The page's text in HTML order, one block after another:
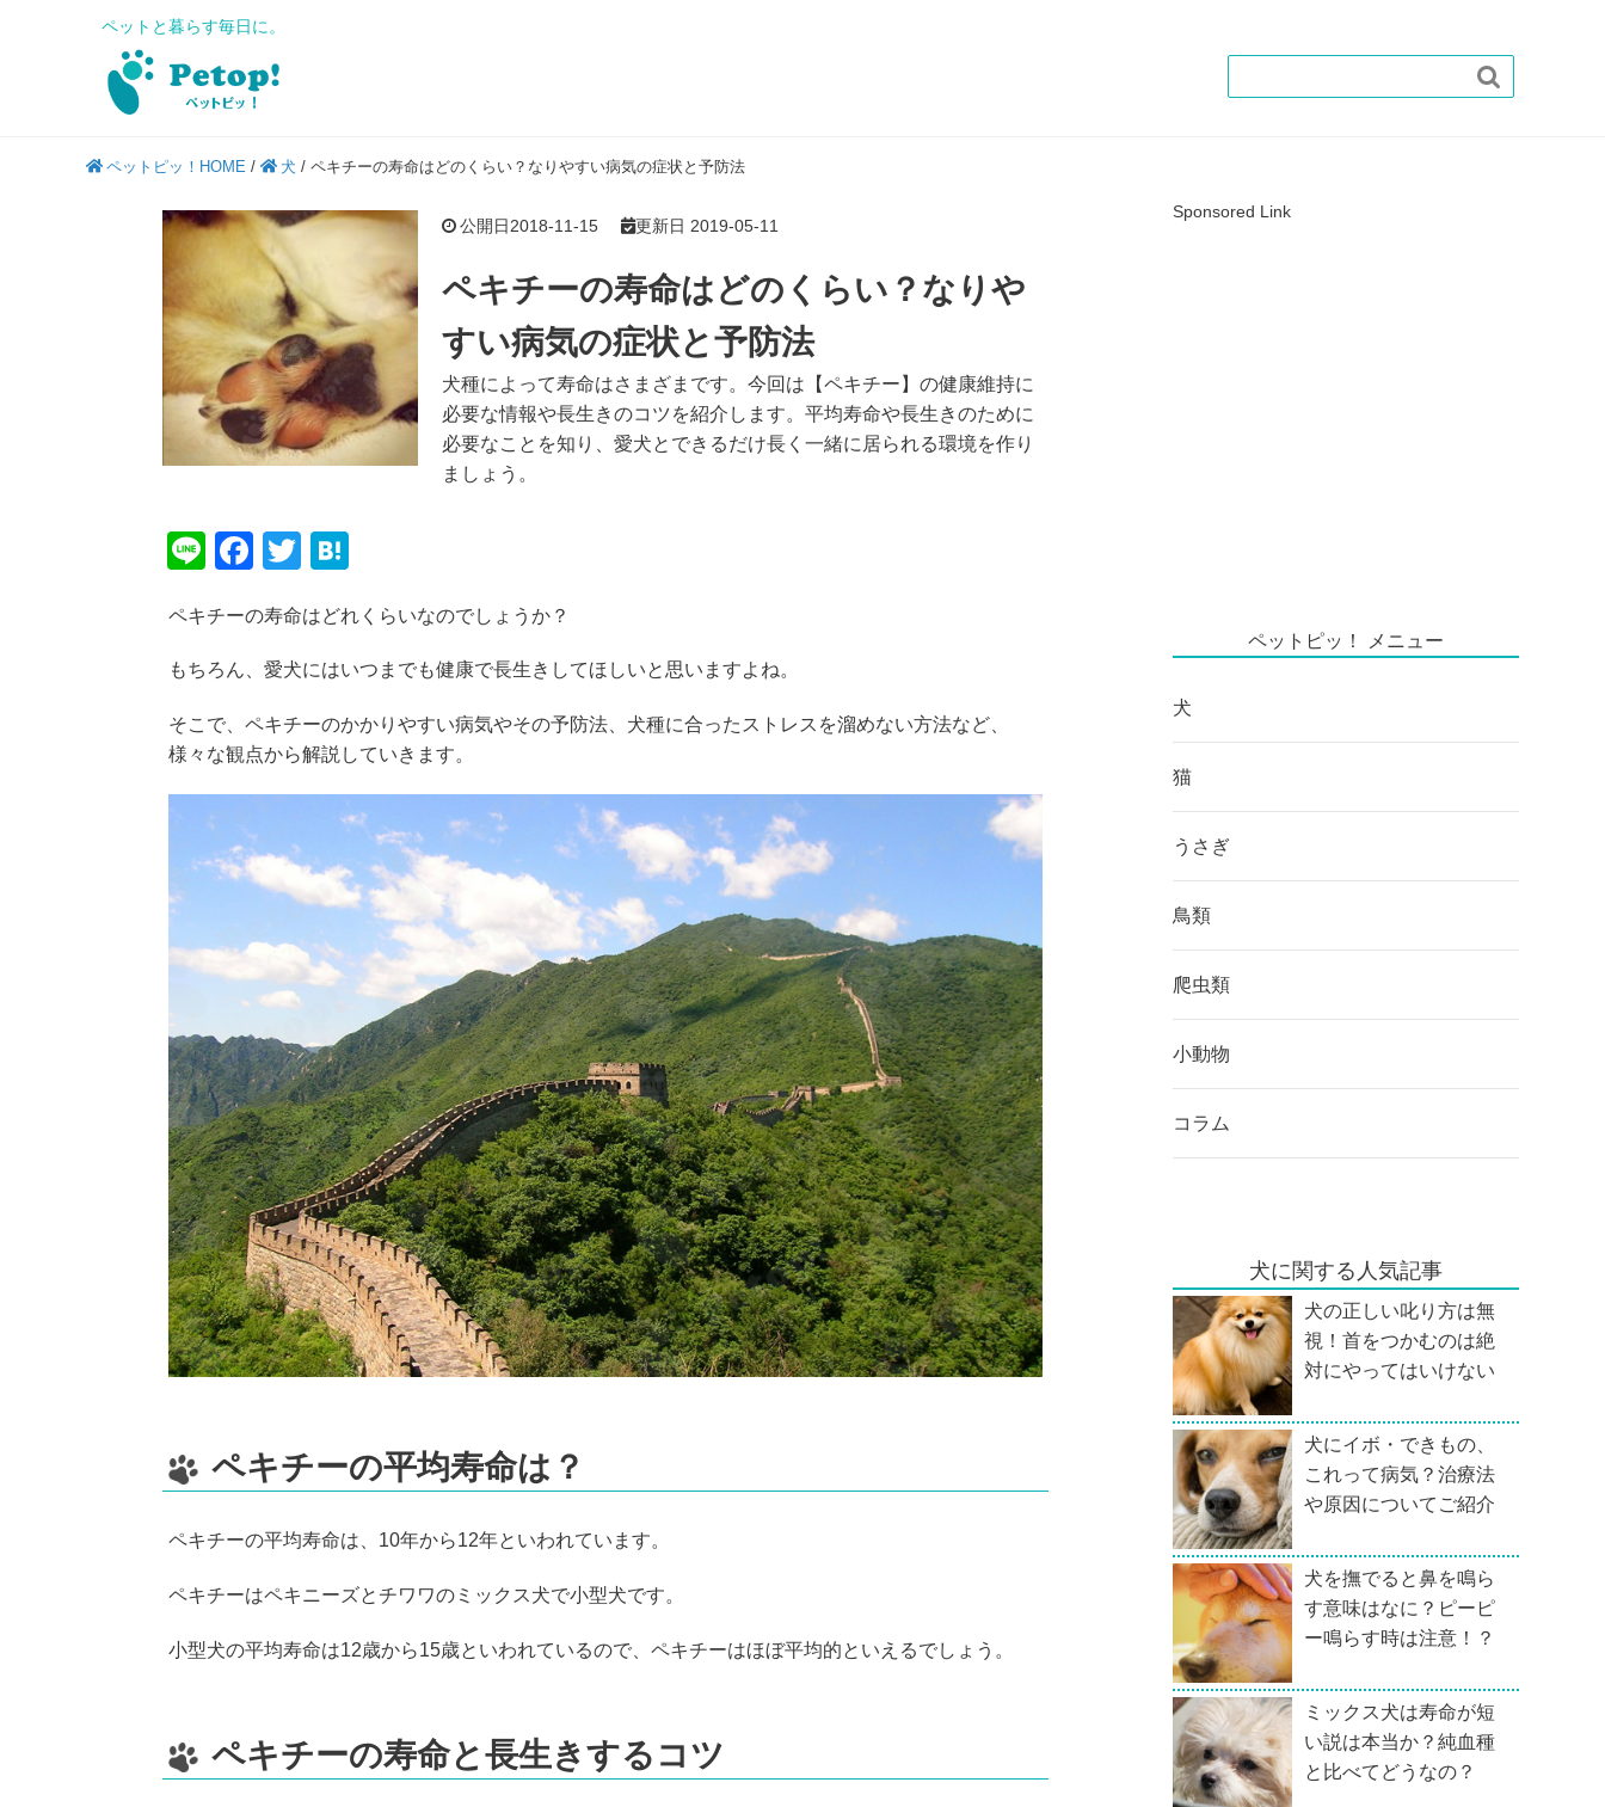
ペットと暮らす毎日に。

ペットピッ！HOME / 犬 / ペキチーの寿命はどのくらい？なりやすい病気の症状と予防法
公開日2018-11-15 更新日 2019-05-11
ペキチーの寿命はどのくらい？なりや
すい病気の症状と予防法
犬種によって寿命はさまざまです。今回は【ペキチー】の健康維持に
必要な情報や長生きのコツを紹介します。平均寿命や長生きのために
必要なことを知り、愛犬とできるだけ長く一緒に居られる環境を作り
ましょう。
Li
e
F
c
e
o
T
tt
er
e
n
ペキチーの寿命はどれくらいなのでしょうか？
もちろん、愛犬にはいつまでも健康で長生きしてほしいと思いますよね。
そこで、ペキチーのかかりやすい病気やその予防法、犬種に合ったストレスを溜めない方法など、
様々な観点から解説していきます。
ペキチーの平均寿命は？
ペキチーの平均寿命は、10年から12年といわれています。
ペキチーはペキニーズとチワワのミックス犬で小型犬です。
小型犬の平均寿命は12歳から15歳といわれているので、ペキチーはほぼ平均的といえるでしょう。
ペキチーの寿命と長生きするコツ
Sponsored Link
ペットピッ！ メニュー
犬
猫
うさぎ
鳥類
爬虫類
小動物
コラム
犬に関する人気記事
犬の正しい叱り方は無
視！首をつかむのは絶
対にやってはいけない
犬にイボ・できもの、
これって病気？治療法
や原因についてご紹介
犬を撫でると鼻を鳴ら
す意味はなに？ピーピ
ー鳴らす時は注意！？
ミックス犬は寿命が短
い説は本当か？純血種
と比べてどうなの？